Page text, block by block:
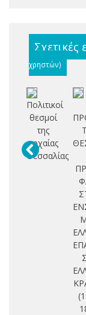
Σχετικές
χρηστών)
Πολιτικοί
θεσμοί
της
αρχαίας
Θεσσαλίας